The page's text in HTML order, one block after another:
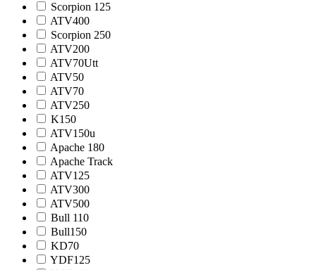
Scorpion 125
ATV400
Scorpion 250
ATV200
ATV70Utt
ATV50
ATV70
ATV250
K150
ATV150u
Apache 180
Apache Track
ATV125
ATV300
ATV500
Bull 110
Bull150
KD70
YDF125